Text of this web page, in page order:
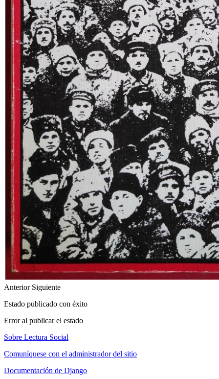
Anterior Siguiente
Estado publicado con éxito
Error al publicar el estado
Sobre Lectura Social
Comuníquese con el administrador del sitio
Documentación de Django